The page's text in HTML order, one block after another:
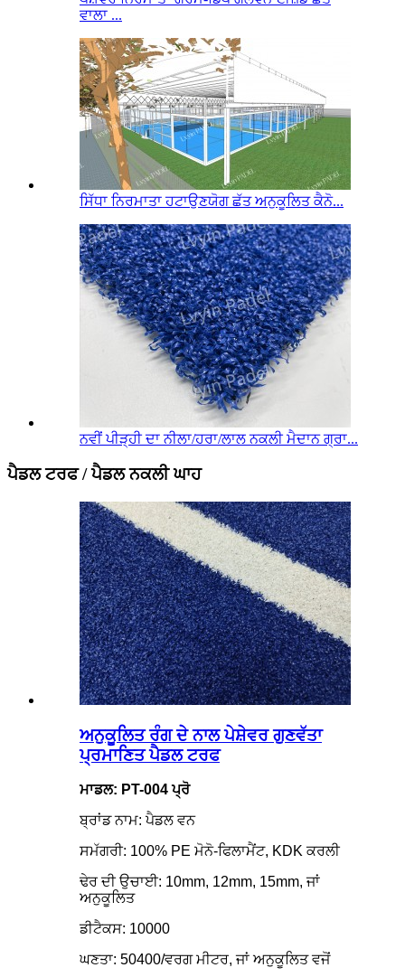
ਵਾਲਾ ...
ਸਿੱਧਾ ਨਿਰਮਾਤਾ ਹਟਾਉਣਯੋਗ ਛੱਤ ਅਨੁਕੂਲਿਤ ਕੈਨੋ...
ਨਵੀਂ ਪੀੜ੍ਹੀ ਦਾ ਨੀਲਾ/ਹਰਾ/ਲਾਲ ਨਕਲੀ ਮੈਦਾਨ ਗ੍ਰਾ...
ਪੈਡਲ ਟਰਫ / ਪੈਡਲ ਨਕਲੀ ਘਾਹ
ਅਨੁਕੂਲਿਤ ਰੰਗ ਦੇ ਨਾਲ ਪੇਸ਼ੇਵਰ ਗੁਣਵੱਤਾ
ਪ੍ਰਮਾਣਿਤ ਪੈਡਲ ਟਰਫ
ਮਾਡਲ: PT-004 ਪ੍ਰੋ
ਬ੍ਰਾਂਡ ਨਾਮ: ਪੈਡਲ ਵਨ
ਸਮੱਗਰੀ: 100% PE ਮੋਨੋ-ਫਿਲਾਮੈਂਟ, KDK ਕਰਲੀ
ਢੇਰ ਦੀ ਉਚਾਈ: 10mm, 12mm, 15mm, ਜਾਂ
ਅਨੁਕੂਲਿਤ
ਡੀਟੈਕਸ: 10000
ਘਣਤਾ: 50400/ਵਰਗ ਮੀਟਰ, ਜਾਂ ਅਨੁਕੂਲਿਤ ਵਜੋਂ